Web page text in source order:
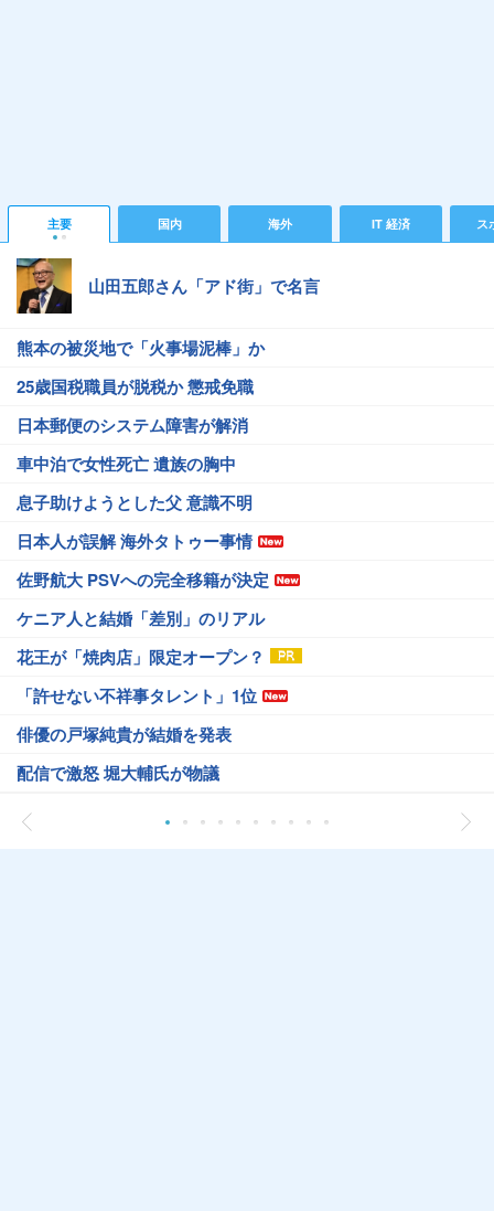
主要 国内 海外 IT 経済 ス
山田五郎さん「アド街」で名言
熊本の被災地で「火事場泥棒」か
25歳国税職員が脱税か 懲戒免職
日本郵便のシステム障害が解消
車中泊で女性死亡 遺族の胸中
息子助けようとした父 意識不明
日本人が誤解 海外タトゥー事情
佐野航大 PSVへの完全移籍が決定
ケニア人と結婚「差別」のリアル
花王が「焼肉店」限定オープン？
「許せない不祥事タレント」1位
俳優の戸塚純貴が結婚を発表
配信で激怒 堀大輔氏が物議